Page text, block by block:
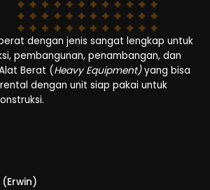
dengan jenis sangat lengkap untuk
pembangunan, penambangan, dan
Berat (Heavy Equipment)yang bisa
dengan unit siap pakai untuk
(Erwin)